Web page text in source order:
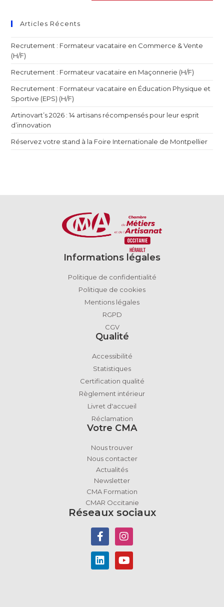
Articles Récents
Recrutement : Formateur vacataire en Commerce & Vente
(H/F)
Recrutement : Formateur vacataire en Maçonnerie (H/F)
Recrutement : Formateur vacataire en Éducation Physique et
Sportive (EPS) (H/F)
Artinovart’s 2026 : 14 artisans récompensés pour leur esprit
d’innovation
Réservez votre stand à la Foire Internationale de Montpellier
Informations légales
Politique de confidentialité
Politique de cookies
Mentions légales
RGPD
CGV
Qualité
Accessibilité
Statistiques
Certification qualité
Règlement intérieur
Livret d'accueil
Réclamation
Votre CMA
Nous trouver
Nous contacter
Actualités
Newsletter
CMA Formation
CMAR Occitanie
Réseaux sociaux